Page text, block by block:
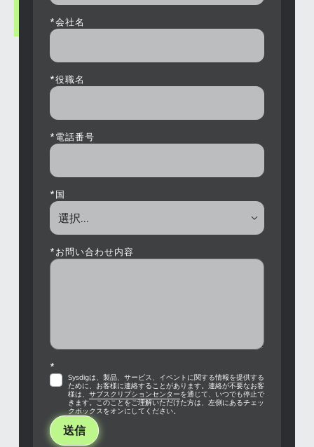
*会社名
*役職名
* 電話番号
* 国
* お問い合わせ内容
*
Sysdigは、製品、サービス、イベントに関する情報を提供する
ために、お客様に連絡することがあります。連絡が不要なお客
様は、 サブスクリプションセンターを通じて、いつでも停止で
きます。このことをご理解いただけた方は、左側にあるチェッ
クボックスをオンにしてください。
送信